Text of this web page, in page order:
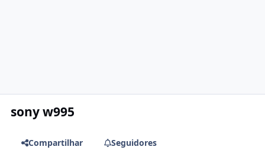
sony w995
Compartilhar
Seguidores